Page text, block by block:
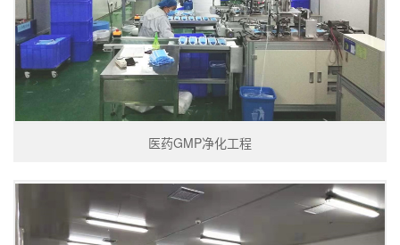
医药GMP净化工程